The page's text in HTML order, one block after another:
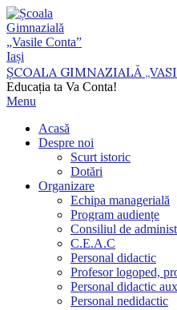
Skip
to
content
ȘCOALA GIMNAZIALĂ
Educația ta Va Conta!
Primary
Menu
Menu
Acasă
Despre noi
Scurt istoric
Dotări
Organizare
Echipa managerială
Program audiențe
Consiliul de
C.E.A.C
Personal didactic
Profesor logoped,
Personal didactic
Personal nedidactic